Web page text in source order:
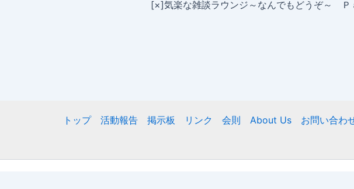
[×]気楽な雑談ラウンジ～なんでもどうぞ～ Ｐ
トップ 活動報告 掲示板 リンク 会則 About Us お問い合わ